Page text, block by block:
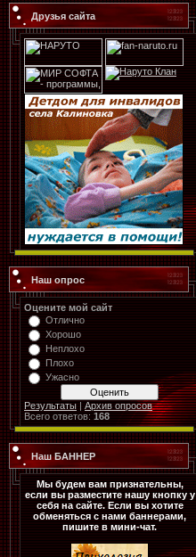
Друзья сайта
Наш опрос
Оцените мой сайт
Отлично
Хорошо
Неплохо
Плохо
Ужасно
Результаты | Архив опросов
Всего ответов: 168
Наш БАННЕР
Мы будем вам признательны,
если вы разместите нашу кнопку у
себя на сайте. Если вы хотите
обменяться с нами баннерами,
пишите в мини-чат.